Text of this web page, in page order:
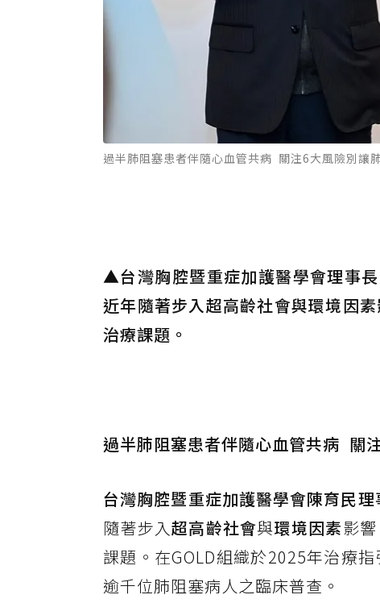
過半肺阻塞患者伴隨心血管共病 關注6大風險別讓肺
▲台灣胸腔暨重症加護醫學會理事
近年隨著步入超高齡社會與環境因
治療課題。
過半肺阻塞患者伴隨心血管共病 關
台灣胸腔暨重症加護醫學會陳育民理
隨著步入超高齡社會與環境因素影
課題。在GOLD組織於2025年治療
逾千位肺阻塞病人之臨床普查。